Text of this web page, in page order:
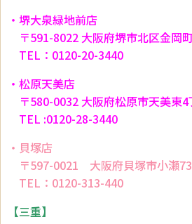
・堺大泉緑地前店
〒591-8022 大阪府堺市北区金岡
TEL：0120-20-3440
・松原天美店
〒580-0032 大阪府松原市天美東4
TEL :0120-28-3440
・貝塚店
〒597-0021 大阪府貝塚市小瀬
TEL：0120-313-440
【三重】